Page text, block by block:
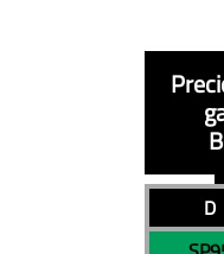
PreciosD
05/08/
05/08/